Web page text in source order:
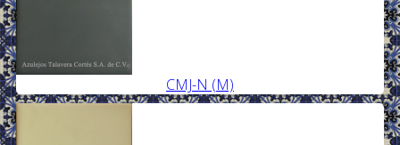
CMJ-N (M)